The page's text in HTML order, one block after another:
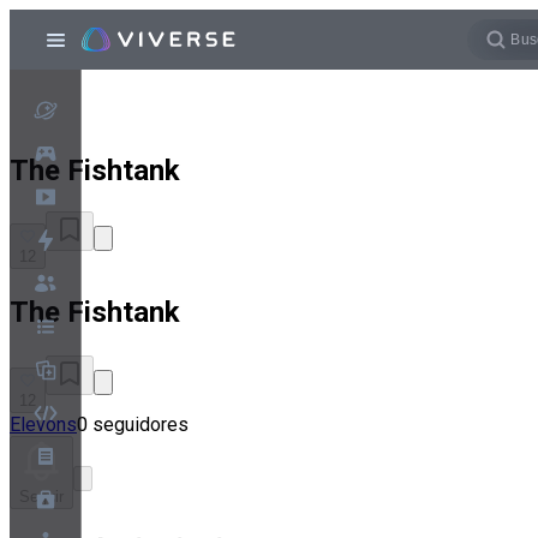
The Fishtank
The Fishtank
Elevons0 seguidores
Seguir